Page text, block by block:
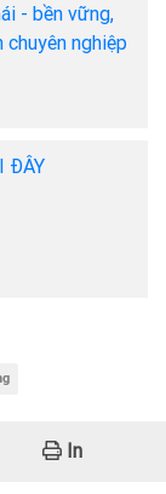
- bền vững,
chuyên nghiệp
ĐÂY
In